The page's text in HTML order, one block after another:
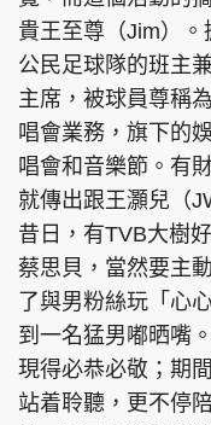
貴王至尊（Jim）
公民足球隊的班主
主席，被球員尊稱
唱會業務，旗下的
唱會和音樂節。有
就傳出跟王灝兒（
昔日，有TVB大樹
蔡思貝，當然要主
了與男粉絲玩「心
到一名猛男嘟晒嘴
現得必恭必敬；期
站着聆聽，更不停